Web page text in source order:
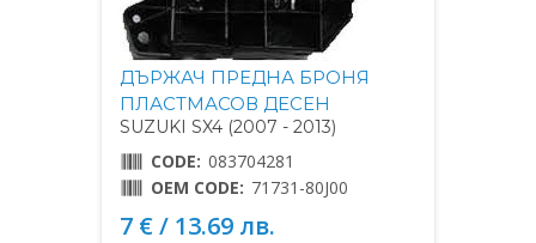
ДЪРЖАЧ ПРЕДНА БРОНЯ
ПЛАСТМАСОВ ДЕСЕН
SUZUKI SX4 (2007 - 2013)
CODE: 083704281
OEM CODE: 71731-80J00
7 € / 13.69 лв.